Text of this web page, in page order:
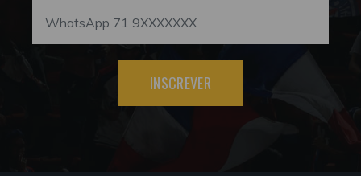
INSCREVER